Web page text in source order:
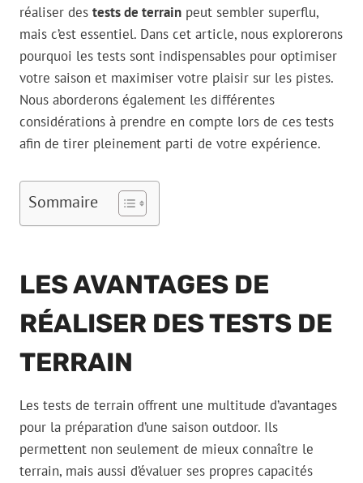
réaliser des tests de terrain peut sembler superflu,
mais c’est essentiel. Dans cet article, nous explorerons
pourquoi les tests sont indispensables pour optimiser
votre saison et maximiser votre plaisir sur les pistes.
Nous aborderons également les différentes
considérations à prendre en compte lors de ces tests
afin de tirer pleinement parti de votre expérience.
Sommaire
LES AVANTAGES DE
RÉALISER DES TESTS DE
TERRAIN
Les tests de terrain offrent une multitude d’avantages
pour la préparation d’une saison outdoor. Ils
permettent non seulement de mieux connaître le
terrain, mais aussi d’évaluer ses propres capacités